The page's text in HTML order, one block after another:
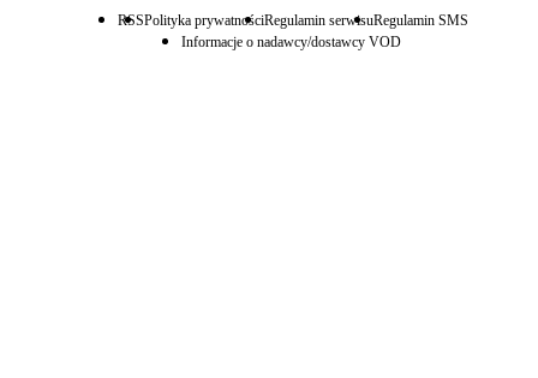
RSSPolityka prywatnościRegulamin serwisuRegulamin SMS
Informacje o nadawcy/dostawcy VOD